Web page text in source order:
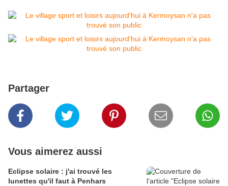
Partager
Vous aimerez aussi
Eclipse solaire : j'ai trouvé les
lunettes qu'il faut à Penhars